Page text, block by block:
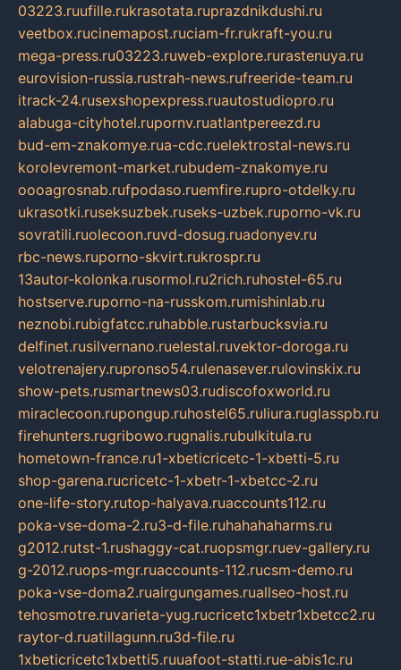
03223.ruufille.rukrasotata.ruprazdnikdushi.ru
veetbox.rucinemapost.ruciam-fr.rukraft-you.ru
mega-press.ru03223.ruweb-explore.rurastenuya.ru
eurovision-russia.rustrah-news.rufreeride-team.ru
itrack-24.rusexshopexpress.ruautostudiopro.ru
alabuga-cityhotel.rupornv.ruatlantpereezd.ru
bud-em-znakomye.rua-cdc.ruelektrostal-news.ru
korolevremont-market.rubudem-znakomye.ru
oooagrosnab.rufpodaso.ruemfire.rupro-otdelky.ru
ukrasotki.ruseksuzbek.ruseks-uzbek.ruporno-vk.ru
sovratili.ruolecoon.ruvd-dosug.ruadonyev.ru
rbc-news.ruporno-skvirt.rukrospr.ru
13autor-kolonka.rusormol.ru2rich.ruhostel-65.ru
hostserve.ruporno-na-russkom.rumishinlab.ru
neznobi.rubigfatcc.ruhabble.rustarbucksvia.ru
delfinet.rusilvernano.ruelestal.ruvektor-doroga.ru
velotrenajery.rupronso54.rulenasever.rulovinskix.ru
show-pets.rusmartnews03.rudiscofoxworld.ru
miraclecoon.rupongup.ruhostel65.ruliura.ruglasspb.ru
firehunters.rugribowo.rugnalis.rubulkitula.ru
hometown-france.ru1-xbeticricetc-1-xbetti-5.ru
shop-garena.rucricetc-1-xbetr-1-xbetcc-2.ru
one-life-story.rutop-halyava.ruaccounts112.ru
poka-vse-doma-2.ru3-d-file.ruhahahaharms.ru
g2012.rutst-1.rushaggy-cat.ruopsmgr.ruev-gallery.ru
g-2012.ruops-mgr.ruaccounts-112.rucsm-demo.ru
poka-vse-doma2.ruairgungames.ruallseo-host.ru
tehosmotre.ruvarieta-yug.rucricetc1xbetr1xbetcc2.ru
raytor-d.ruatillagunn.ru3d-file.ru
1xbeticricetc1xbetti5.ruuafoot-statti.rue-abis1c.ru